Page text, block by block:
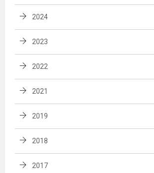
2024
2023
2022
2021
2019
2018
2017